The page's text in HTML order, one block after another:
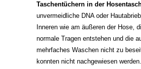
Taschentüchern in der
unvermeidliche DNA oder
Inneren wie am äußeren der Hose,
normale Tragen entstehen und die
mehrfaches Waschen nicht zu
konnten nicht nachgewiesen